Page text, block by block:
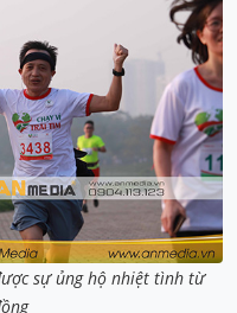
sự ủng hộ nhiệt tình từ